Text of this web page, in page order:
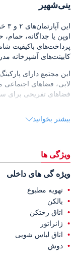
ینی‌شهیر
اوپن یا جداگانه،
پرداخت‌های باکیفیت
کابینت‌های آشپزخانه
این مجتمع دارای
لابی، فضاهای
فضاهای تفریحی برای
محلی و بین‌المللی،
آپارتمان‌های فروشی در
فاصله دارند.
بیشتر بخوانید
ویژگی ها
ویژه گی های داخلی
تهویه مطبوع
بالکن
اتاق رختکن
ژانراتور
اتاق لباس شویی
دوش